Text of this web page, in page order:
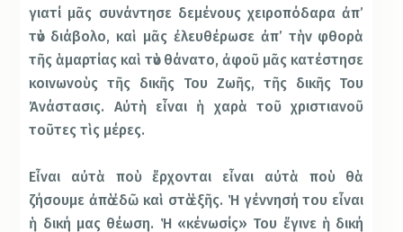
γιατί µᾶς συνάντησε δεµένους χειροπόδαρα ἀπ’
τὸν διάβολο, καὶ µᾶς ἐλευθέρωσε ἀπ’ τὴν φθορὰ
τῆς ἁµαρτίας καὶ τὸν θάνατο, ἀφοῦ µᾶς κατέστησε
κοινωνοὺς τῆς δικῆς Του Ζωῆς, τῆς δικῆς Του
Ἀνάστασις. Αὐτὴ εἶναι ἡ χαρὰ τοῦ χριστιανοῦ
τοῦτες τὶς µέρες.
Εἶναι αὐτὰ ποὺ ἔρχονται εἶναι αὐτὰ ποὺ θὰ
ζήσουµε ἀπὸ ἐδῶ καὶ στὸ ἑξῆς. Ἡ γέννησή του εἶναι
ἡ δική µας θέωση. Ἡ «κένωσίς» Του ἔγινε ἡ δική